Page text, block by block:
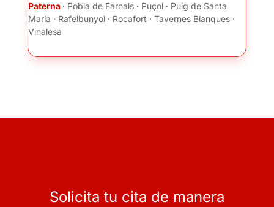
Paterna · Pobla de Farnals · Puçol · Puig de Santa
Maria · Rafelbunyol · Rocafort · Tavernes Blanques ·
Vinalesa
Solicita tu cita de manera